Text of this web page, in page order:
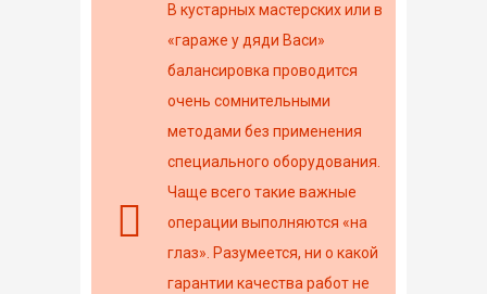
В кустарных мастерских или в
«гараже у дяди Васи»
балансировка проводится
очень сомнительными
методами без применения
специального оборудования.
Чаще всего такие важные
операции выполняются «на
глаз». Разумеется, ни о какой
гарантии качества работ не